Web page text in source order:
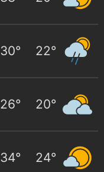
30° 22°
26° 20°
34° 24°